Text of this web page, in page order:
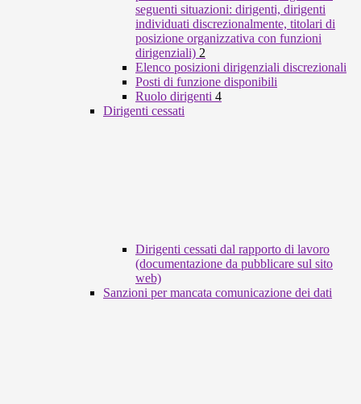
seguenti situazioni: dirigenti, dirigenti
individuati discrezionalmente, titolari di
posizione organizzativa con funzioni
dirigenziali) 2
Elenco posizioni dirigenziali discrezionali
Posti di funzione disponibili
Ruolo dirigenti 4
Dirigenti cessati
Dirigenti cessati dal rapporto di lavoro
(documentazione da pubblicare sul sito
web)
Sanzioni per mancata comunicazione dei dati